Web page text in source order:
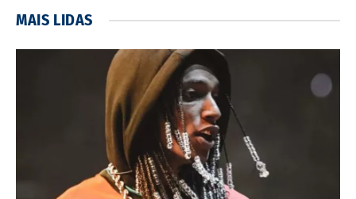
MAIS LIDAS